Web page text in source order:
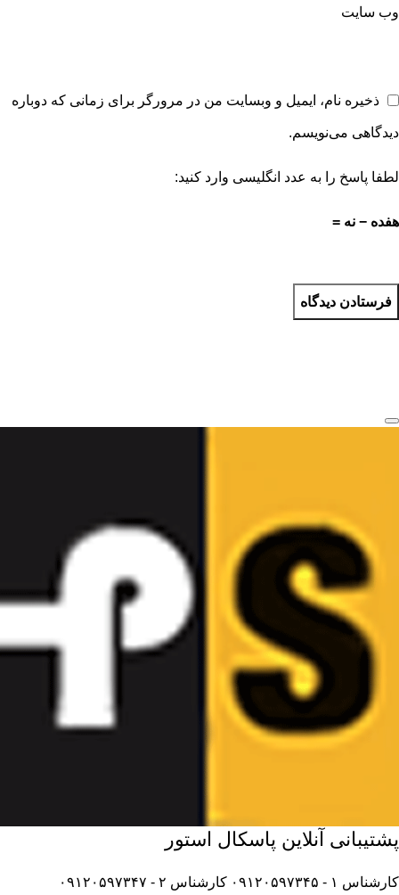
وب‌ سایت
ذخیره نام، ایمیل و وبسایت من در مرورگر برای زمانی که دوباره
دیدگاهی می‌نویسم.
لطفا پاسخ را به عدد انگلیسی وارد کنید:
هفده − نه =
پشتیبانی آنلاین پاسکال استور
کارشناس ۱ - ۰۹۱۲۰۵۹۷۳۴۵
کارشناس ۲ - ۰۹۱۲۰۵۹۷۳۴۷